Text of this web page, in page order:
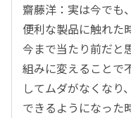
齋藤洋：実は今でも
便利な製品に触れた
今まで当たり前だと
組みに変えることで
してムダがなくなり
できるようになった